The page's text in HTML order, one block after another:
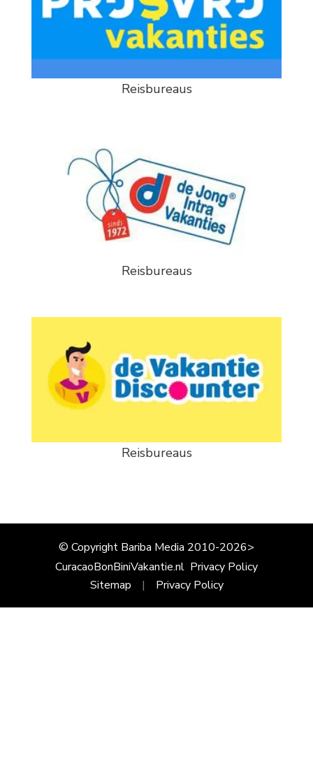
Reisbureaus
Reisbureaus
Reisbureaus
© Copyright Bariba Media 2010-2026>
CuracaoBonBiniVakantie.nl Privacy Policy
Sitemap
Privacy Policy